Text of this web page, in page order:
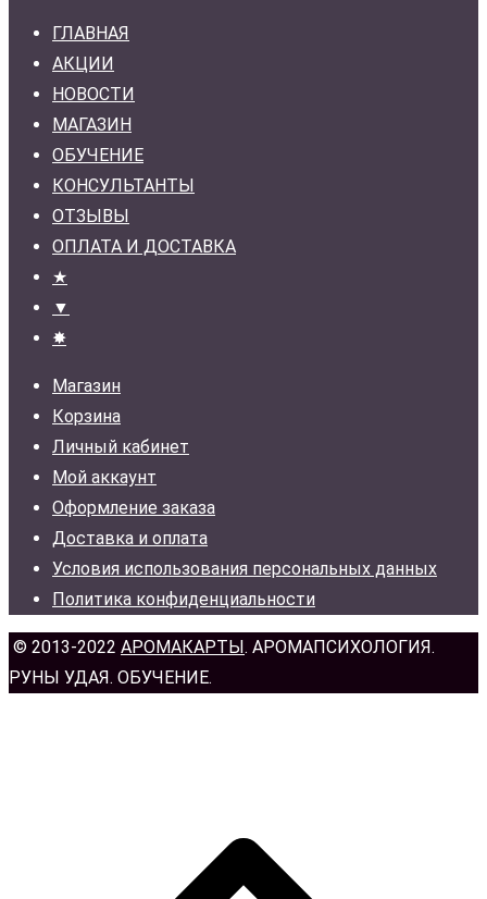
ГЛАВНАЯ
АКЦИИ
НОВОСТИ
МАГАЗИН
ОБУЧЕНИЕ
КОНСУЛЬТАНТЫ
ОТЗЫВЫ
ОПЛАТА И ДОСТАВКА
★
▼
✸
Магазин
Корзина
Личный кабинет
Мой аккаунт
Оформление заказа
Доставка и оплата
Условия использования персональных данных
Политика конфиденциальности
© 2013-2022 АРОМАКАРТЫ. АРОМАПСИХОЛОГИЯ.
РУНЫ УДАЯ. ОБУЧЕНИЕ.